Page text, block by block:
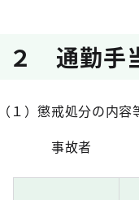
２ 通勤手
（１）懲戒処分の内容
事故者